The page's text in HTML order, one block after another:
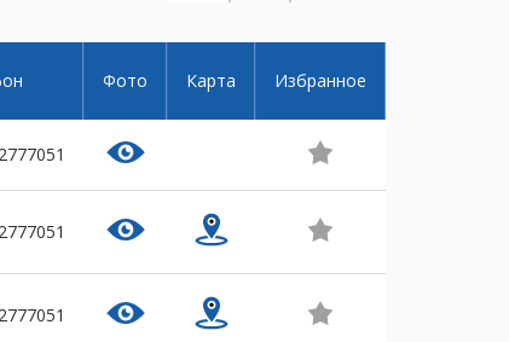
Фото Карта Избранное